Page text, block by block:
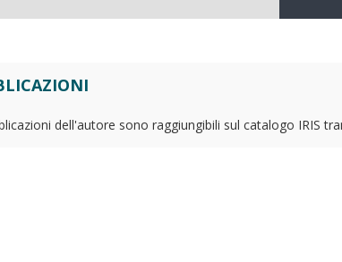
dell'autore sono raggiungibili sul catalogo IRIS